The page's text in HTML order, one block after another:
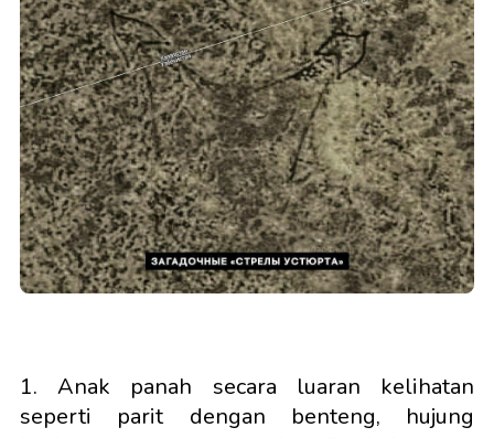
1. Anak panah secara luaran kelihatan
seperti parit dengan benteng, hujung